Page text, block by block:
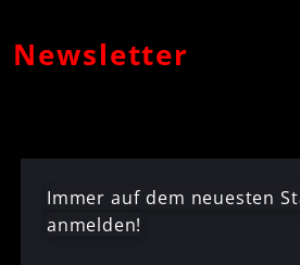
Newsletter
Immer auf dem neuesten
anmelden!